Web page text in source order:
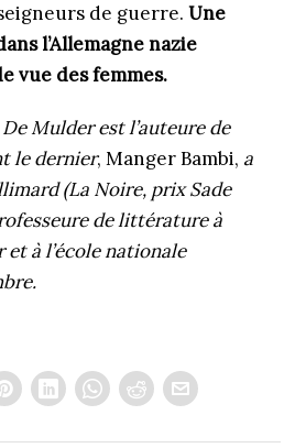
de guerre.Une
l’Allemagne nazie
vue des femmes.
Mulder est l’auteure de
le dernier, Manger Bambi, a
(La Noire, prix Sade
de littérature à
et à l’école nationale